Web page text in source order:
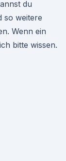
du
so weitere
Wenn ein
bitte wissen.